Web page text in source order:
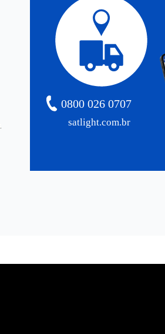
satlight.com.br
0800 026 0707